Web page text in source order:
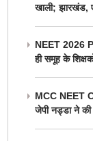
खाली; झारखंड,
NEET 2026
ही समूह के
MCC NEET
जेपी नड्डा ने की